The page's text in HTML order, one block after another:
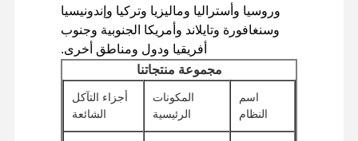
محرك يانمار
محرك كوبوتا
محرك إسوزو
وروسيا وأستراليا وماليزيا وتركيا وإندونيسيا
وسنغافورة وتايلاند وأمريكا الجنوبية وجنوب
أفريقيا ودول ومناطق أخرى.
مجموعة منتجاتنا
اسم
النظام
المكونات
الرئيسية
أجزاء التآكل
الشائعة